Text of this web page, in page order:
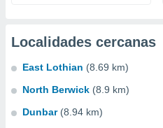
Localidades cercanas
East Lothian (8.69 km)
North Berwick (8.9 km)
Dunbar (8.94 km)